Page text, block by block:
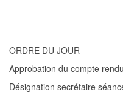
ORDRE DU JOUR
Approbation du compte rendu
Désignation secrétaire